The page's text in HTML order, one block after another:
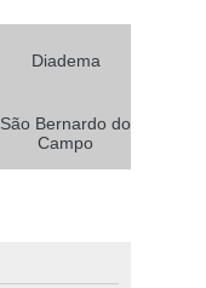
Diadema
São Bernardo do
Campo